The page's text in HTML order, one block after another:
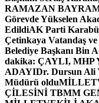
RAMAZAN
Görevde Yükselen
EdildiAK Parti
Çetinkaya Vatandaş
Belediye Başkanı Bin
dakika: ÇAYLI, MHP
ADAYIDr. Dursun Ali
Müdürü oldu
ÇİLESİNİ TBMM